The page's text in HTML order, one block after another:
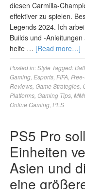
diesen Carmilla-
effektiver zu spielen.
Legends 2024. Ich
Builds und -
helfe … [Read more…]
Posted in:Style Tagged:
Gaming Esports FIFA
Reviews Game Strategies
Platforms Gaming Tips
Online Gaming PES
PS5 Pro
Einheiten
Asien und
eine